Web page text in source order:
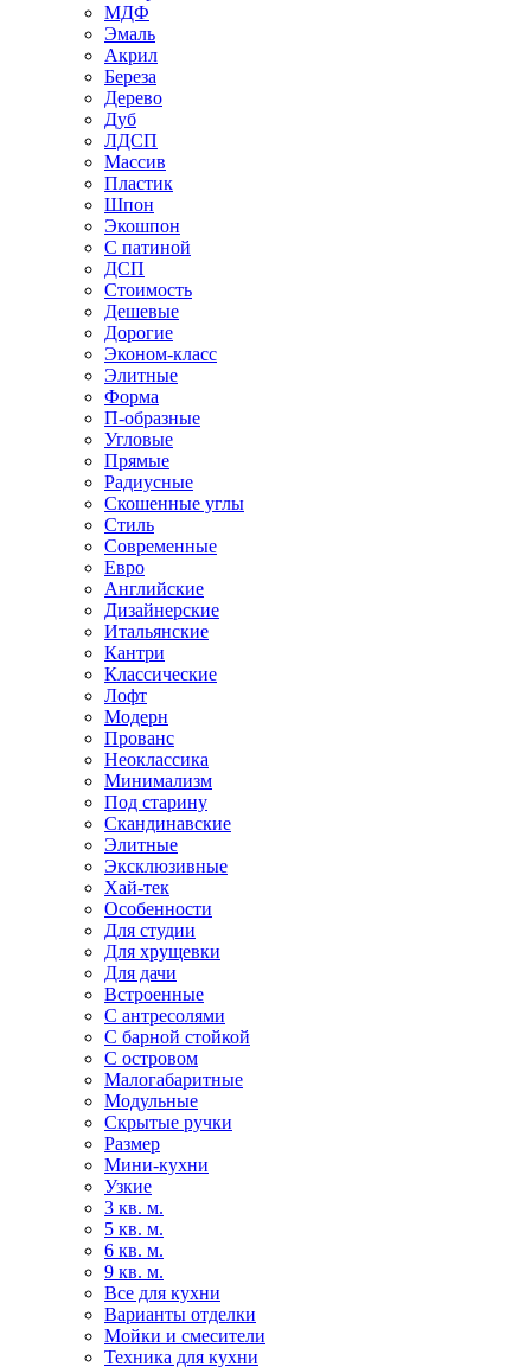
МДФ
Эмаль
Акрил
Береза
Дерево
Дуб
ЛДСП
Массив
Пластик
Шпон
Экошпон
С патиной
ДСП
Стоимость
Дешевые
Дорогие
Эконом-класс
Элитные
Форма
П-образные
Угловые
Прямые
Радиусные
Скошенные углы
Стиль
Современные
Евро
Английские
Дизайнерские
Итальянские
Кантри
Классические
Лофт
Модерн
Прованс
Неоклассика
Минимализм
Под старину
Скандинавские
Элитные
Эксклюзивные
Хай-тек
Особенности
Для студии
Для хрущевки
Для дачи
Встроенные
С антресолями
С барной стойкой
С островом
Малогабаритные
Модульные
Скрытые ручки
Размер
Мини-кухни
Узкие
3 кв. м.
5 кв. м.
6 кв. м.
9 кв. м.
Все для кухни
Варианты отделки
Мойки и смесители
Техника для кухни